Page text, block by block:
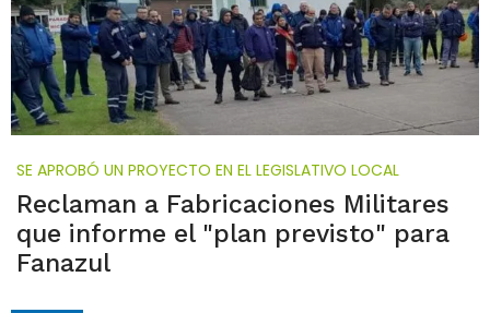
SE APROBÓ UN PROYECTO EN EL LEGISLATIVO LOCAL
Reclaman a Fabricaciones Militares
que informe el "plan previsto" para
Fanazul